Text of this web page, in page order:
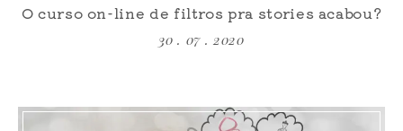
O curso on-line de filtros pra stories acabou?
30 . 07 . 2020